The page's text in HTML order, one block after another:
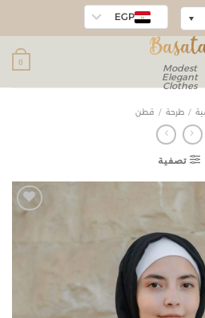
EGP
Modest
Elegant
Clothes
/ طرحة / قطن
تصفية